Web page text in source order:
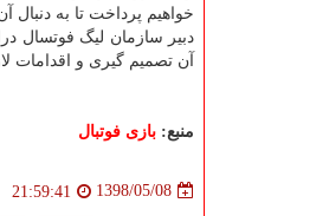
خواهیم پرداخت تا به
دبیر سازمان لیگ فوتسال
آن تصمیم گیری و اقدامات
منبع: بازی فوتبال
1398/05/08
21:59:41